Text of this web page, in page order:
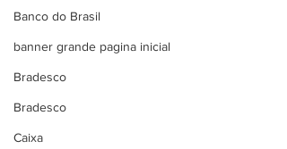
Banco do Brasil
banner grande pagina inicial
Bradesco
Bradesco
Caixa